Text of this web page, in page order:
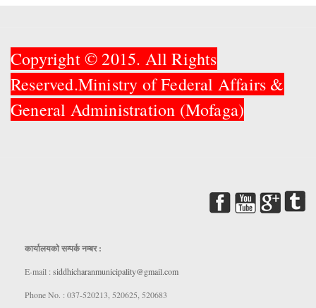
Copyright © 2015. All Rights
Reserved.Ministry of Federal Affairs &
General Administration (Mofaga)
कार्यालयकाे सम्पर्क नम्बर :
E-mail : siddhicharanmunicipality@gmail.com
Phone No. : 037-520213, 520625, 520683